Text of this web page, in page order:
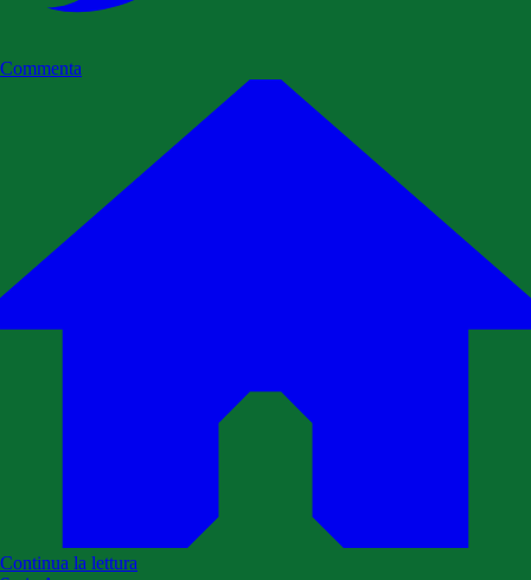
Commenta
Continua la lettura